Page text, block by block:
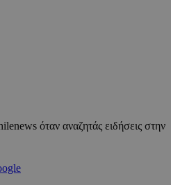
όταν αναζητάς ειδήσεις στην